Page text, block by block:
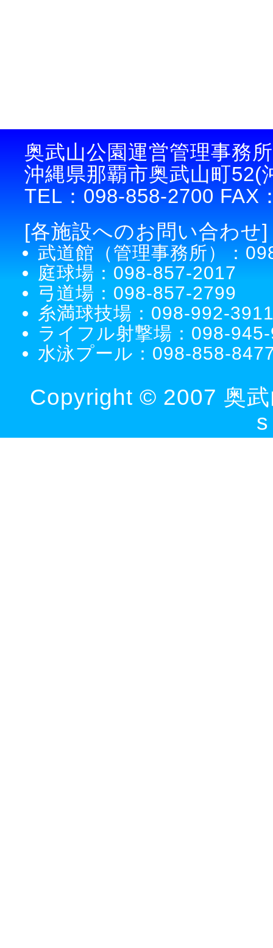
奥武山公園運営管理事務所
沖縄県那覇市奥武山町52(
TEL：098-858-2700 FAX
[各施設へのお問い合わせ]
武道館（管理事務所）：
庭球場：098-857-2017
弓道場：098-857-2799
糸満球技場：098-992-
ライフル射撃場：098-
水泳プール：098-858-
Copyright © 2007 奥